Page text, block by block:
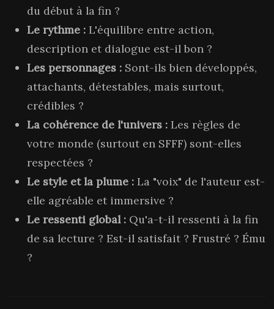
du début à la fin ?
Le rythme : L'équilibre entre action,
description et dialogue est-il bon ?
Les personnages : Sont-ils bien développés,
attachants, détestables, mais surtout,
crédibles ?
La cohérence de l'univers : Les règles de
votre monde (surtout en SFFF) sont-elles
respectées ?
Le style et la plume : La "voix" de l'auteur est-
elle agréable et immersive ?
Le ressenti global : Qu'a-t-il ressenti à la fin
de sa lecture ? Est-il satisfait ? Frustré ? Ému
?